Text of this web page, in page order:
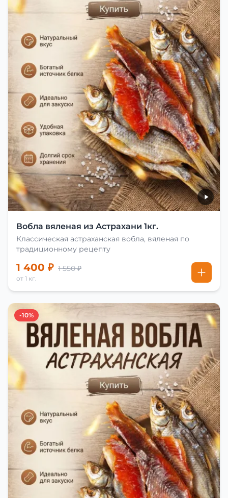
Вобла вяленая из Астрахани 1кг.
Классическая астраханская вобла, вяленая по
традиционному рецепту
1 400 ₽ 1 550 ₽
от 1 кг.
-10%